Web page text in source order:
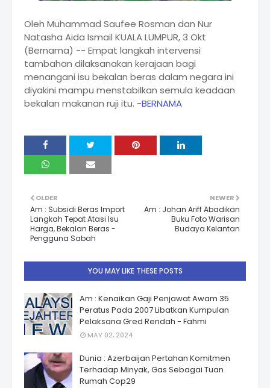
Oleh Muhammad Saufee Rosman dan Nur
Natasha Aida Ismail KUALA LUMPUR, 3 Okt
(Bernama) -- Empat langkah intervensi
tambahan dilaksanakan kerajaan bagi
menangani isu bekalan beras dalam negara ini
diyakini mampu menstabilkan semula keadaan
bekalan makanan ruji itu. -BERNAMA
NEWER
Am : Johan Ariff Abadikan
Buku Foto Warisan
Budaya Kelantan
OLDER
Am : Subsidi Beras Import
Langkah Tepat Atasi Isu
Harga, Bekalan Beras -
Pengguna Sabah
YOU MAY LIKE THESE POSTS
Am : Kenaikan Gaji Penjawat Awam 35
Peratus Pada 2007 Libatkan Kumpulan
Pelaksana Gred Rendah - Fahmi
MAY 02, 2024
Dunia : Azerbaijan Pertahan Komitmen
Terhadap Minyak, Gas Sebagai Tuan
Rumah Cop29